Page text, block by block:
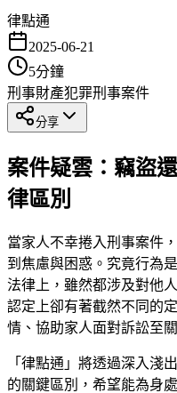
律點通
2025-06-21
5分鐘
刑事財產犯罪刑事案件
分享
案件疑雲：竊盜
律區別
當家人不幸捲入刑事案件
到焦慮與困惑。究竟行為
法律上，雖然都涉及對他
認定上卻有著截然不同的
情、協助家人面對訴訟至
「律點通」將透過深入淺
的關鍵區別，希望能為身